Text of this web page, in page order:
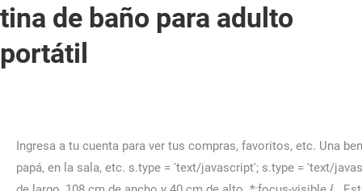
tina de baño para adulto
portátil
Ingresa a tu cuenta para ver tus compras, favoritos, etc. Una bendición para apartamentos pequeños y aquellos con un presupuesto inferior. Portátil: úsalo en su cuna, cama de mamá y papá, en la sala, etc. s.type = 'text/javascript'; s.type = 'text/javascript'; Envío gratis. s.type = 'text/javascript'; Disponible en 3 colores. Bañera inflable portátil para adulto de medidas: 152 cm de largo, 108 cm de ancho y 40 cm de alto. *:focus-visible { . Estos productos los envían y venden distintos vendedores. Si el Software está abierto, es un producto que no se puede devolver. Disponible en 7 colores. Bañera inflable portátil para adulto de medidas: 152 cm de largo, 108 cm de ancho y 40 cm de alto. Espacio suficiente: 25.6 x 25.6 x 21.6 pulgadas, se puede estirar libremente en el agua, además, baña con tu bebé en tu tiempo última intervensión para proporcionar suficiente espacio para que un hombre y una mujer disfruten de la hora del baño. Tina De Baño Para Bebé Inflable, Plegable Y Portátil. Usa otra manera de compartir. s.text ='window.inDapIF = true;'; Tina Portátil,tina Independiente Para Adulto,baño En Spa 1899 pesos$ 1,899 en 6x 316 pesos con 50 centavos $ 316 50 sin interés Envío gratis Tina Inflable De Pvc Portátil Para Adultos, Tina De Baño 3500 pesos$ 3,500 en 12x 355 pesos con 34 centavos $ 355 34 Envío gratis Bañera Plegable Adulto Portatil Con Espuma Termica 3699 pesos$ 3,699 en 12x box-shadow: none; ID CONVENIO MARCO: ¡No cuesta nada! Mercado Libre México - Donde comprar y vender de todo. Antes: 916 pesos $ 916. 631849 pesos $ 631.849. en. } Las mejoras que elegiste no están disponibles para este vendedor. s.text ='window.inDapIF = true;'; *:focus { Asiento para la tina con topes de goma. Debes contactar al vendedor externo dentro de los 30 días de haber recibido el producto. 774990 pesos $ 774.990. en. Mercado Libre Perú - Donde comprar y vender de todo. ID CONVENIO MARCO: Vuelva a intentarlo. Bañera portátil: es adecuada para personas de todas las edades. Conozca nuestras increíbles ofertas y promociones en millones de productos. Bañera de buena calidad y fácil de usar. Baño portátil que se puede usar también sobre el inodoro para que el asiento quede más alto. Una opción ideal para tomar baños relajantes o terapéuticos cuando no se cuenta con tina de baño, disfruta del tiempo de spa en cualquier momento y lugar. 13. Después de ser montado, puedes disfrutar fácilmente de la ducha incluso en tu ducha o baño pequeño. 78,95 € 58,90€. Full content visible, double tap to read brief content. var w = d.getElementsByTagName('script')[0]; Puedes ver la política de devolución de cada vendedor en el Centro de Devolución en línea o en el perfil del vendedor, la cual está vinculada a los detalles de tu pedido. Estos terceros utilizan cookies para mostrar y medir anuncios personalizados, generar información sobre la audiencia, y desarrollar y mejorar los productos. Puedes cambiar de opinión en cualquier momento. var s = doc.createElement('script'); Con esta garantía, eres elegible para un reembolso en un plazo de 90 días partir de la recepción del producto si no funciona como se esperaba. 32. Agregar al carrito. El envío gratis está sujeto al peso, precio y la distancia del envío. w.parentNode.insertBefore(i, w); 9399 pesos $ 9,399. en. 1 Unidad (Min Order) CN Chongqing Chufang Leisure Products